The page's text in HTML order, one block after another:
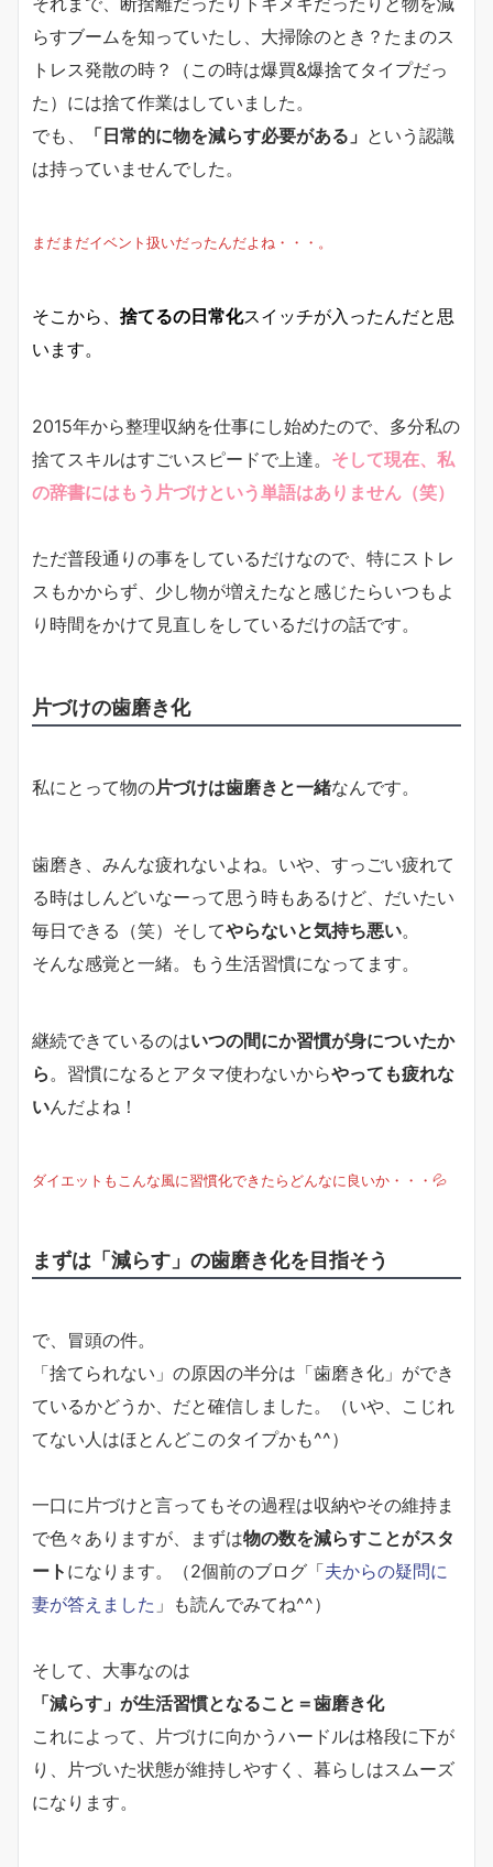
らすブームを知っていたし、大掃除のとき？たまのス
トレス発散の時？（この時は爆買&爆捨てタイプだっ
た）には捨て作業はしていました。
でも、
「日常的に物を減らす必要がある」 という認識
は持っていませんでした。
まだまだイベント扱いだったんだよね・・・。
そこから、 捨てるの日常化スイッチが入ったんだと思
います。
2015年から整理収納を仕事にし始めたので、多分私の
捨てスキルはすごいスピードで上達。 そして現在、私
の辞書にはもう片づけという単語はありません（笑）
ただ普段通りの事をしているだけなので、特にストレ
スもかからず、少し物が増えたなと感じたらいつもよ
り時間をかけて見直しをしているだけの話です。
片づけの歯磨き化
私にとって物の片づけは歯磨きと一緒なんです。
歯磨き、みんな疲れないよね。いや、すっごい疲れて
る時はしんどいなーって思う時もあるけど、だいたい
毎日できる（笑）そしてやらないと気持ち悪い。
そんな感覚と一緒。もう生活習慣になってます。
継続できているのはいつの間にか習慣が身についたか
ら。習慣になるとアタマ使わないからやっても疲れな
いんだよね！
ダイエットもこんな風に習慣化できたらどんなに良いか・・・💦
まずは「減らす」の歯磨き化を目指そう
で、冒頭の件。
「捨てられない」の原因の半分は「歯磨き化」ができ
ているかどうか、だと確信しました。（いや、こじれ
てない人はほとんどこのタイプかも^^）
一口に片づけと言ってもその過程は収納やその維持ま
で色々ありますが、まずは物の数を減らすことがスタ
ート になります。（2個前のブログ「夫からの疑問に
妻が答えました 」も読んでみてね^^）
そして、大事なのは
「減らす」が生活習慣となること＝歯磨き化
これによって、片づけに向かうハードルは格段に下が
り、片づいた状態が維持しやすく、暮らしはスムーズ
になります。